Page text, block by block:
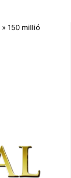
» 150 millió